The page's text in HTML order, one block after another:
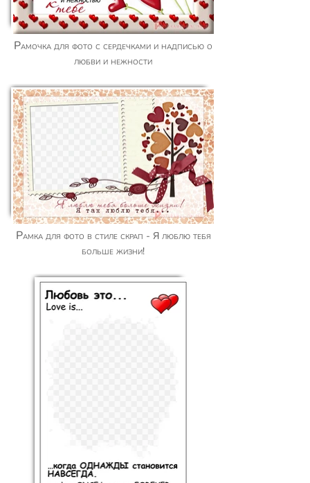
Рамочка для фото с сердечками и надписью о
любви и нежности
Рамка для фото в стиле скрап - Я люблю тебя
больше жизни!